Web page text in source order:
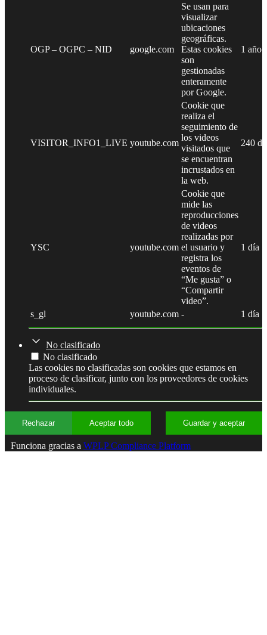
OGP – OGPC – NID google.com
Se usan para
visualizar
ubicaciones
geográficas.
Estas cookies
son
gestionadas
enteramente
por Google.
1 año
VISITOR_INFO1_LIVE youtube.com
Cookie que
realiza el
seguimiento de
los videos
visitados que
se encuentran
incrustados en
la web.
240
YSC youtube.com
Cookie que
mide las
reproducciones
de videos
realizadas por
el usuario y
registra los
eventos de
“Me gusta” o
“Compartir
video”.
1 día
s_gl youtube.com - 1 día
No clasificado
No clasificado
Las cookies no clasificadas son cookies que estamos en
proceso de clasificar, junto con los proveedores de cookies
individuales.
Rechazar Aceptar todo Guardar y aceptar
Funciona gracias a WPLP Compliance Platform